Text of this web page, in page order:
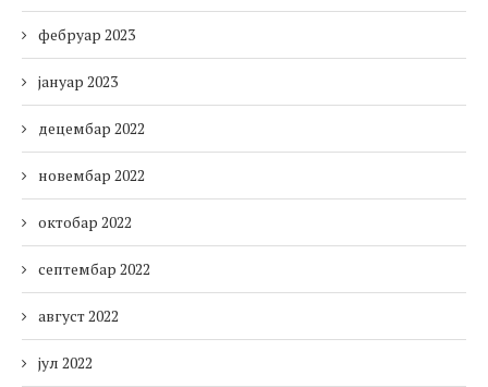
фебруар 2023
јануар 2023
децембар 2022
новембар 2022
октобар 2022
септембар 2022
август 2022
јул 2022